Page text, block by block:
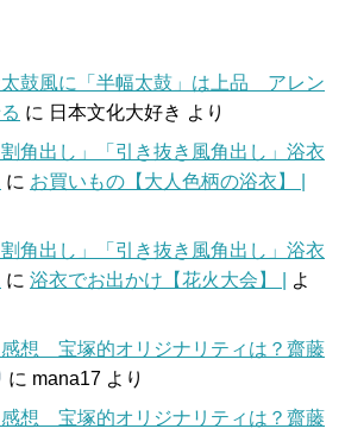
鼓風に「半幅太鼓」は上品 アレン
に 日本文化大好き より
角出し」「引き抜き風角出し」浴衣
に お買いもの【大人色柄の浴衣】 |
角出し」「引き抜き風角出し」浴衣
に 浴衣でお出かけ【花火大会】 |
よ
感想 宝塚的オリジナリティは？齋藤
に mana17 より
感想 宝塚的オリジナリティは？齋藤